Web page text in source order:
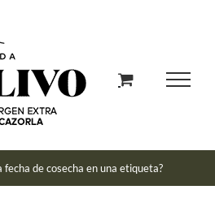
fecha de cosecha en una etiqueta?